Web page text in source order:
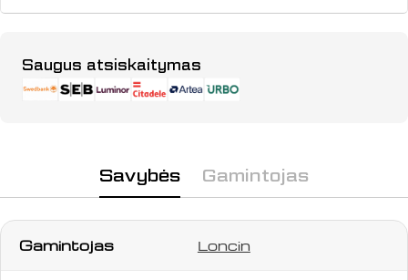
Saugus atsiskaitymas
Apmokėjimo
būdai
Savybės Gamintojas
Gamintojas Loncin